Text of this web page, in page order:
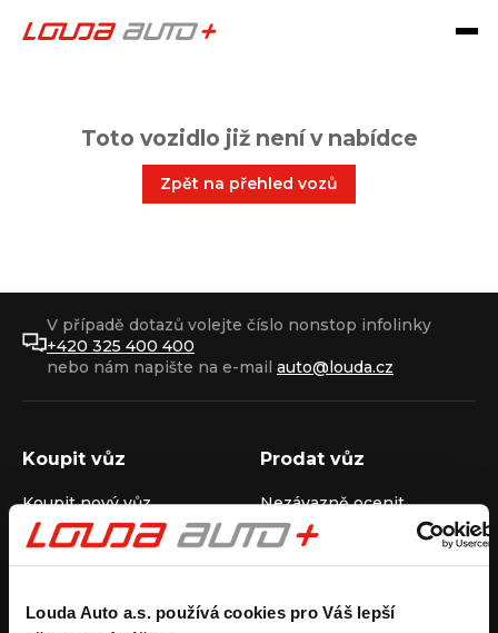
Louda Auto a.s. používá cookies pro Váš lepší
Toto vozidlo již není v nabídce
Zpět na přehled vozů
V případě dotazů volejte číslo nonstop infolinky
+420 325 400 400
nebo nám napište na e-mail auto@louda.cz
Koupit vůz
Koupit nový vůz
Koupit ojetý vůz
Koupit užitkový vůz
Prodat vůz
Nezávazně ocenit
Průběh výkupu vozu
Pronájem Společnost